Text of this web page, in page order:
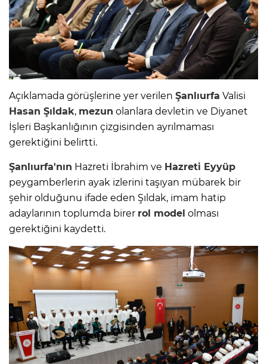
Açıklamada görüşlerine yer verilen Şanlıurfa Valisi
Hasan Şıldak, mezun olanlara devletin ve Diyanet
İşleri Başkanlığının çizgisinden ayrılmaması
gerektiğini belirtti.
Şanlıurfa'nın Hazreti İbrahim ve Hazreti Eyyüp
peygamberlerin ayak izlerini taşıyan mübarek bir
şehir olduğunu ifade eden Şıldak, imam hatip
adaylarının toplumda birer rol model olması
gerektiğini kaydetti.